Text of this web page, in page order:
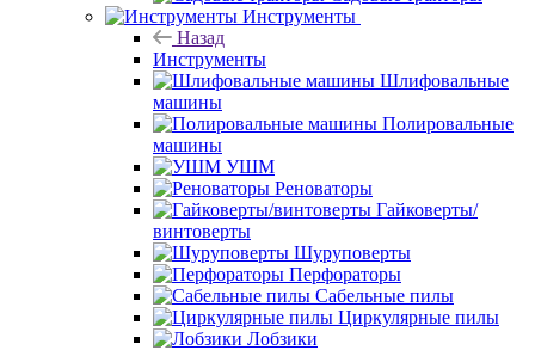
Инструменты
Назад
Инструменты
Шлифовальные
машины
Полировальные
машины
УШМ
Реноваторы
Гайковерты/
винтоверты
Шуруповерты
Перфораторы
Сабельные пилы
Циркулярные пилы
Лобзики